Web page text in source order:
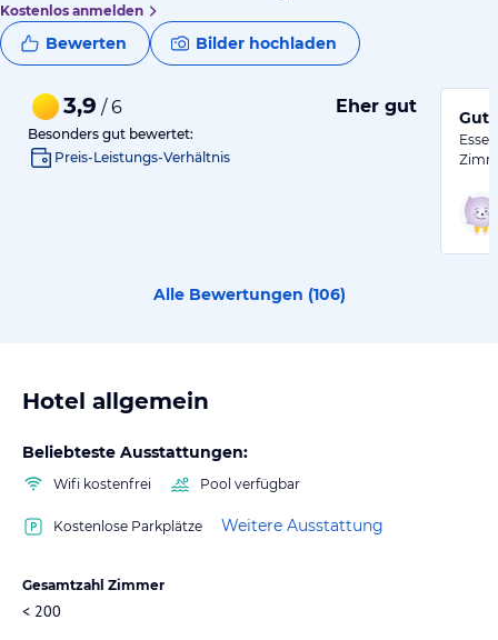
Kostenlos anmelden
Bewerten Bilder hochladen
3,9 / 6 Eher gut
Besonders gut bewertet:
Preis-Leistungs-Verhältnis
Gut,
Alle Bewertungen (106)
Hotel allgemein
Beliebteste Ausstattungen:
Wifi kostenfrei Pool verfügbar
Kostenlose Parkplätze Weitere Ausstattung
Gesamtzahl Zimmer
< 200